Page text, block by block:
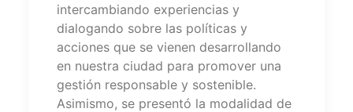
intercambiando experiencias y
dialogando sobre las políticas y
acciones que se vienen desarrollando
en nuestra ciudad para promover una
gestión responsable y sostenible.
Asimismo, se presentó la modalidad de